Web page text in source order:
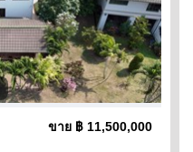
ขาย ฿ 11,500,000